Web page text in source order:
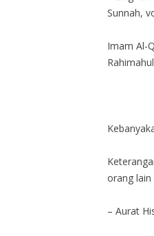
Sunnah,
Imam Al-
orang lain
– Aurat